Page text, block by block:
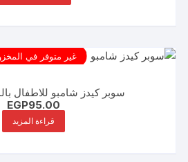
غير متوفر في
سوبر كيدز شامبو للاطفال
EGP95.00
قراءة المزيد